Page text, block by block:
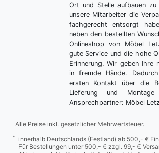
Ort und Stelle aufbauen zu
unsere Mitarbeiter die
fachgerecht entsorgt
neben den bestellten
Onlineshop von Möbel
gute Service und die hohe
Erinnerung. Wir geben Ihre
in fremde Hände.
ersten Kontakt über die
Lieferung und
Ansprechpartner: Möbel
Alle Preise inkl. gesetzlicher Mehrwertsteuer.
*
innerhalb Deutschlands (Festland) ab 500,- €
Für Bestellungen unter 500,- € zzgl. 99,- €